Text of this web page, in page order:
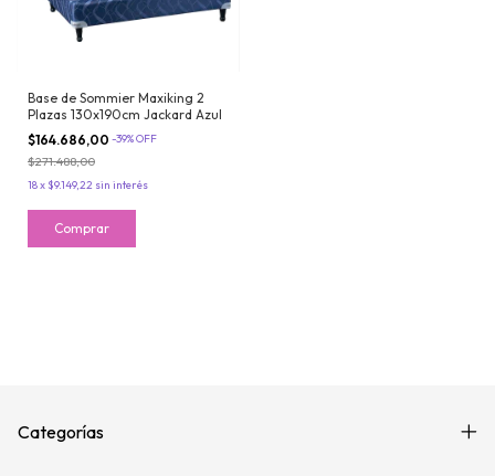
Base de Sommier Maxiking 2
Plazas 130x190cm Jackard Azul
$164.686,00 -39%OFF
$271.488,00
18x $9.149,22 sin interés
Categorías